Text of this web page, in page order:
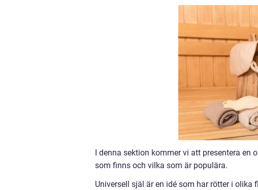
I denna sektion kommer vi att presentera
som finns och vilka som är populära.
Universell själ är en idé som har rötter i